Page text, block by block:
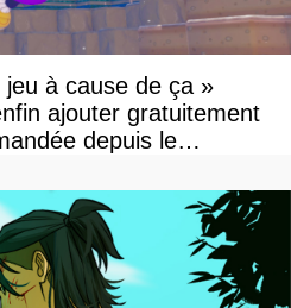
à cause de ça »
ajouter gratuitement
depuis le